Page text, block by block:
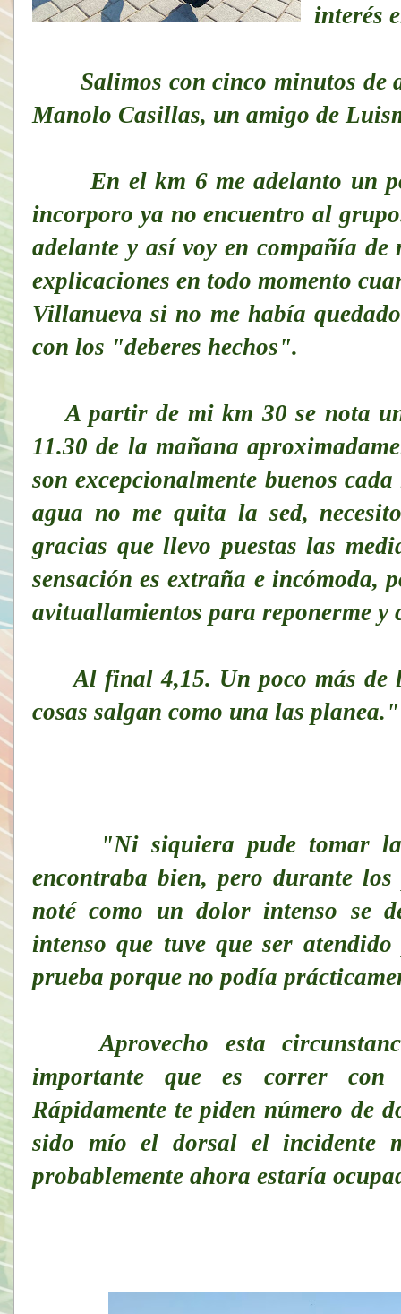
interés
Salimos con cinco minutos de
Manolo Casillas, un amigo de
En el km 6 me adelanto un
incorporo ya no encuentro al
adelante y así voy en compañía
explicaciones en todo momento
Villanueva si no me había
con los "deberes hechos".
A partir de mi km 30 se nota
11.30 de la mañana
son excepcionalmente buenos
agua no me quita la sed,
gracias que llevo puestas las
sensación es extraña e incómoda,
avituallamientos para reponerme y
Al final 4,15. Un poco más de
cosas salgan como una las
"Ni siquiera pude tomar
encontraba bien, pero durante
noté como un dolor intenso se
intenso que tuve que ser
prueba porque no podía
Aprovecho esta
importante que es correr
Rápidamente te piden número de
sido mío el dorsal el incidente
probablemente ahora estaría